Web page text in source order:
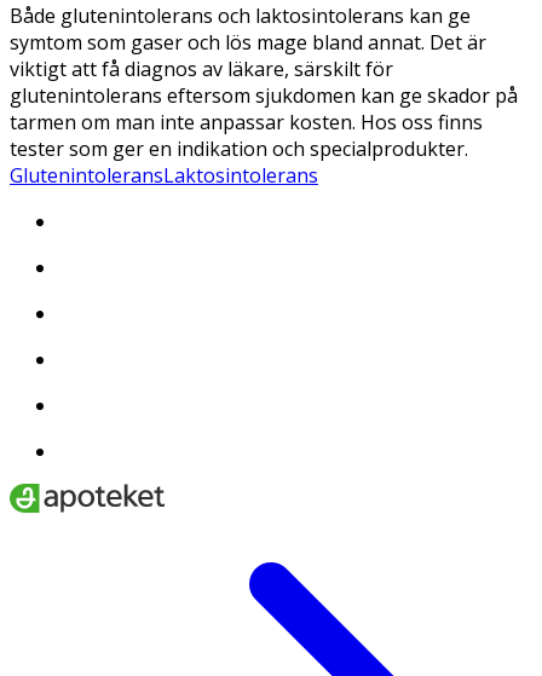
Både glutenintolerans och laktosintolerans kan ge
symtom som gaser och lös mage bland annat. Det är
viktigt att få diagnos av läkare, särskilt för
glutenintolerans eftersom sjukdomen kan ge skador på
tarmen om man inte anpassar kosten. Hos oss finns
tester som ger en indikation och specialprodukter.
GlutenintoleransLaktosintolerans